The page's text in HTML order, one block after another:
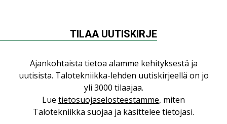
16.04.2026
20.01.2026
Granlund Oy
TILAA UUTISKIRJE
Ajankohtaista tietoa alamme kehityksestä ja
uutisista. Talotekniikka-lehden uutiskirjeellä on jo
yli 3000 tilaajaa.
Lue tietosuojaselosteestamme, miten
Talotekniikka suojaa ja käsittelee tietojasi.